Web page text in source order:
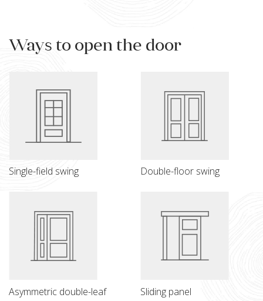
Ways to open the door
Single-field swing Double-floor swing
Asymmetric double-leaf Sliding panel